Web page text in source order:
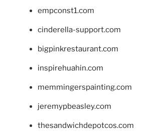
empconst1.com
cinderella-support.com
bigpinkrestaurant.com
inspirehuahin.com
memmingerspainting.com
jeremypbeasley.com
thesandwichdepotcos.com